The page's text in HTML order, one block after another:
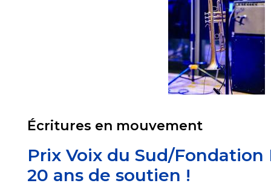
Écritures en mouvement
Prix Voix du Sud/Fondation
20 ans de soutien !